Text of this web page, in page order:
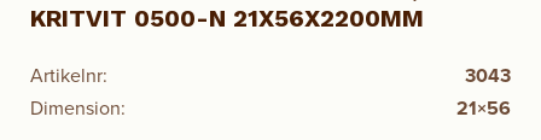
Artikelnr:
3043
Dimension:
21×56
KRITVIT 0500-N 21X56X2200MM